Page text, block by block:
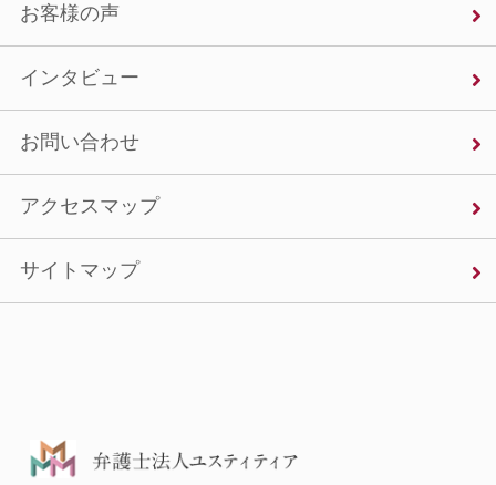
お客様の声
インタビュー
お問い合わせ
アクセスマップ
サイトマップ